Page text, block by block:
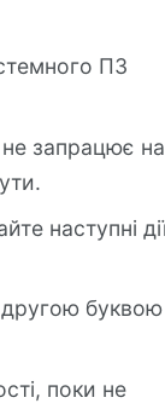
ПЗ
запрацює на
наступні
другою буквою
поки не